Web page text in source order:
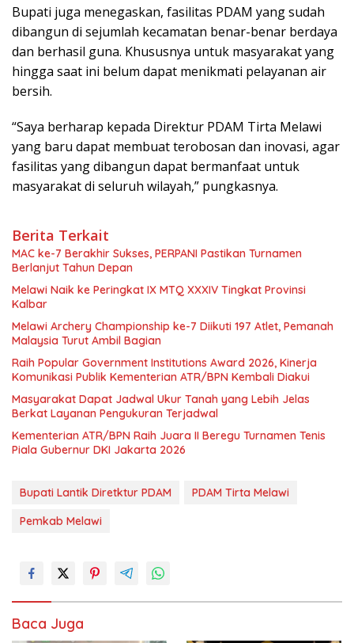
Bupati juga menegaskan, fasilitas PDAM yang sudah
dibangun di sejumlah kecamatan benar-benar berdaya
dan berhasil guna. Khususnya untuk masyarakat yang
hingga saat ini belum dapat menikmati pelayanan air
bersih.
“Saya berharap kepada Direktur PDAM Tirta Melawi
yang baru dapat membuat terobosan dan inovasi, agar
fasilitas yang dibangun dapat bermanfaat untuk
masyarakat di seluruh wilayah,” pungkasnya.
Berita Terkait
MAC ke-7 Berakhir Sukses, PERPANI Pastikan Turnamen
Berlanjut Tahun Depan
Melawi Naik ke Peringkat IX MTQ XXXIV Tingkat Provinsi
Kalbar
Melawi Archery Championship ke-7 Diikuti 197 Atlet, Pemanah
Malaysia Turut Ambil Bagian
Raih Popular Government Institutions Award 2026, Kinerja
Komunikasi Publik Kementerian ATR/BPN Kembali Diakui
Masyarakat Dapat Jadwal Ukur Tanah yang Lebih Jelas
Berkat Layanan Pengukuran Terjadwal
Kementerian ATR/BPN Raih Juara II Beregu Turnamen Tenis
Piala Gubernur DKI Jakarta 2026
Bupati Lantik Diretktur PDAM
PDAM Tirta Melawi
Pemkab Melawi
Baca Juga